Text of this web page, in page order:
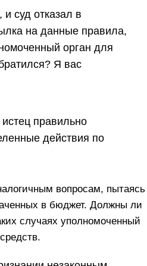
суд отказал в
на данные правила,
орган для
Я вас
правильно
действия по
вопросам, пытаясь
в бюджет. Должны ли
случаях уполномоченный